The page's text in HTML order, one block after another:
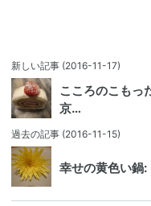
新しい記事 (2016-11-17)
こころのこも
京…
過去の記事 (2016-11-15)
幸せの黄色い鍋